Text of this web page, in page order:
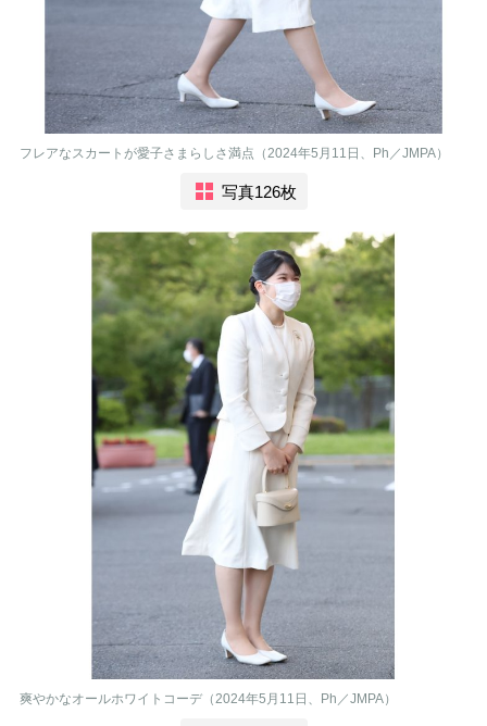
フレアなスカートが愛子さまらしさ満点（2024年5月11日、Ph／JMPA）
写真126枚
爽やかなオールホワイトコーデ（2024年5月11日、Ph／JMPA）